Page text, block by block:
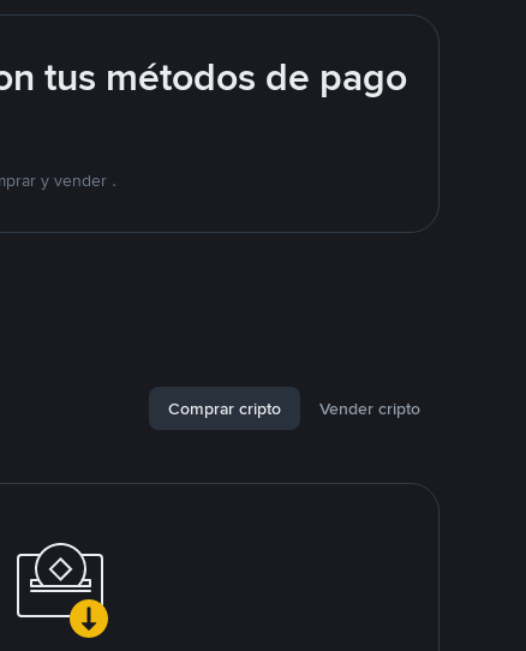
tus métodos de pago
y vender .
Comprar cripto Vender cripto